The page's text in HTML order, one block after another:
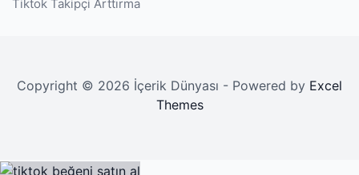
Tiktok Takipçi Arttırma
Copyright © 2026 İçerik Dünyası - Powered by Excel
Themes